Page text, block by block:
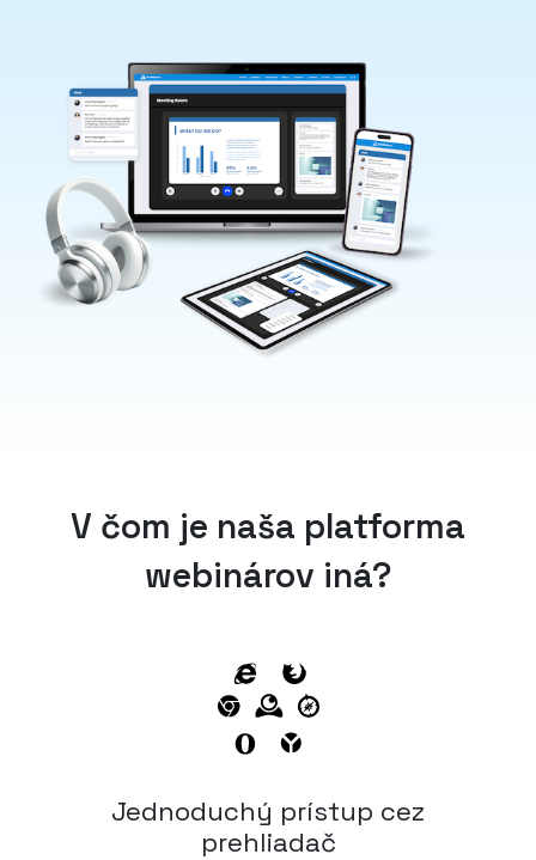
V čom je naša platforma
webinárov iná?
Jednoduchý prístup cez
prehliadač